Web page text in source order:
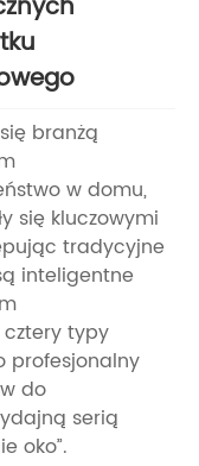
branżą
w domu,
się kluczowymi
tradycyjne
inteligentne
typy
profesjonalny
do
serią
oko”.